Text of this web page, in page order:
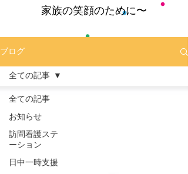
家族の笑顔のために〜
ブログ
全ての記事
お知らせ
訪問看護ステ
ーション
日中一時支援
全ての記事